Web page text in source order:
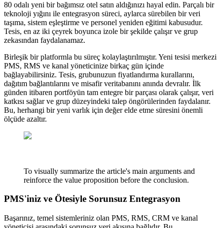
80 odalı yeni bir bağımsız otel satın aldığınızı hayal edin. Parçalı bir
teknoloji yığını ile entegrasyon süreci, aylarca sürebilen bir veri
taşıma, sistem eşleştirme ve personel yeniden eğitimi kabusudur.
Tesis, en az iki çeyrek boyunca izole bir şekilde çalışır ve grup
zekasından faydalanamaz.
Birleşik bir platformla bu süreç kolaylaştırılmıştır. Yeni tesisi merkezi
PMS, RMS ve kanal yöneticinize birkaç gün içinde
bağlayabilirsiniz. Tesis, grubunuzun fiyatlandırma kurallarını,
dağıtım bağlantılarını ve misafir veritabanını anında devralır. İlk
günden itibaren portföyün tam entegre bir parçası olarak çalışır, veri
katkısı sağlar ve grup düzeyindeki talep öngörülerinden faydalanır.
Bu, herhangi bir yeni varlık için değer elde etme süresini önemli
ölçüde azaltır.
To visually summarize the article's main arguments and
reinforce the value proposition before the conclusion.
PMS'iniz ve Ötesiyle Sorunsuz Entegrasyon
Başarınız, temel sistemleriniz olan PMS, RMS, CRM ve kanal